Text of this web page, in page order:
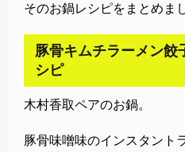
そのお鍋レシピをまとめま
豚骨キムチラーメン
シピ
木村香取ペアのお鍋。
豚骨味噌味のインスタント